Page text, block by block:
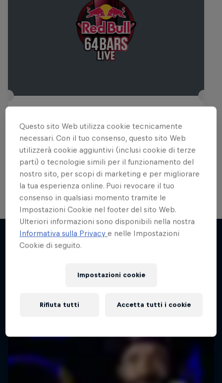
3 Ottobre 2026
Taranto, Italia
MUSICA
Tickets available
The Note
I momenti e le menti che definiscono la musica
Until 18 - Prima dei 18 anni
2 Stagioni · 14 episodi
Questo sito Web utilizza cookie tecnicamente
necessari. Con il tuo consenso, questo sito Web
utilizzerà cookie aggiuntivi (inclusi cookie di terze
parti) o tecnologie simili per il funzionamento del
nostro sito, per scopi di marketing e per migliorare
la tua esperienza online. Puoi revocare il tuo
consenso in qualsiasi momento tramite le
Impostazioni Cookie nel footer del sito Web.
Ulteriori informazioni sono disponibili nella nostra
Informativa sulla Privacye nelle Impostazioni
Cookie di seguito.
Impostazioni cookie
Rifiuta tutti Accetta tutti i cookie